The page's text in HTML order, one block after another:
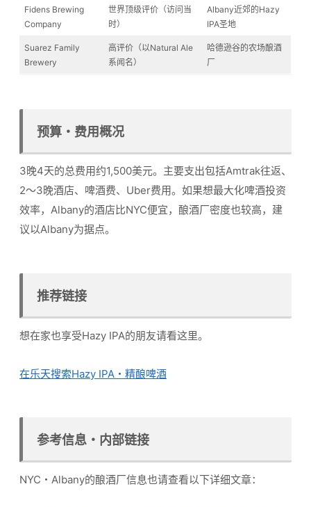
Fidens Brewing
Company
世界顶级评价（访问当
时）
Albany近郊的Hazy
IPA圣地
Suarez Family
Brewery
高评价（以Natural Ale
系闻名）
哈德逊谷的农场酿酒
厂
预算・费用概况
3晚4天的总费用约1,500美元。主要支出包括Amtrak往返、
2～3晚酒店、啤酒费、Uber费用。如果想最大化啤酒投资
效率，Albany的酒店比NYC便宜，酿酒厂密度也较高，建
议以Albany为据点。
推荐链接
想在家也享受Hazy IPA的朋友请看这里。
在乐天搜索Hazy IPA・精酿啤酒
参考信息・内部链接
NYC・Albany的酿酒厂信息也请查看以下详细文章：